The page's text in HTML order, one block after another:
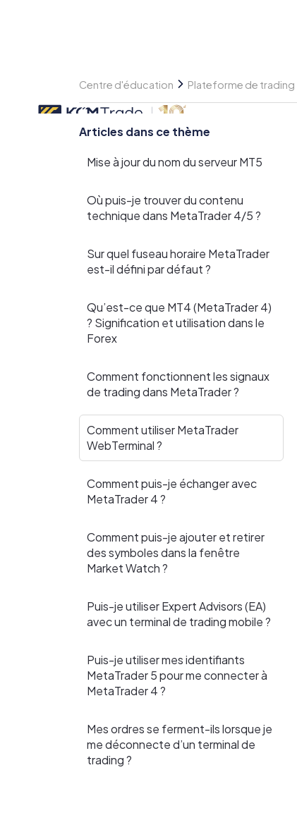
Centre d'éducation Plateforme de trading
Articles dans ce thème
Mise à jour du nom du serveur MT5
Où puis-je trouver du contenu
technique dans MetaTrader 4/5 ?
Sur quel fuseau horaire MetaTrader
est-il défini par défaut ?
Qu’est-ce que MT4 (MetaTrader 4)
? Signification et utilisation dans le
Forex
Comment fonctionnent les signaux
de trading dans MetaTrader ?
Comment utiliser MetaTrader
WebTerminal ?
Comment puis-je échanger avec
MetaTrader 4 ?
Comment puis-je ajouter et retirer
des symboles dans la fenêtre
Market Watch ?
Puis-je utiliser Expert Advisors (EA)
avec un terminal de trading mobile ?
Puis-je utiliser mes identifiants
MetaTrader 5 pour me connecter à
MetaTrader 4 ?
Mes ordres se ferment-ils lorsque je
me déconnecte d’un terminal de
trading ?